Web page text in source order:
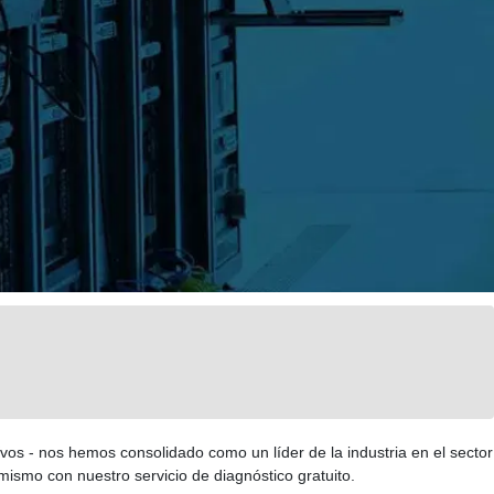
- nos hemos consolidado como un líder de la industria en el sector
con nuestro servicio de diagnóstico gratuito.